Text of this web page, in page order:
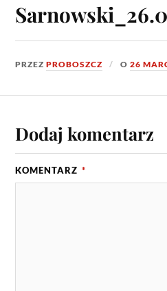
PRZEZPROBOSZCZ O26
Dodaj komentarz
KOMENTARZ *